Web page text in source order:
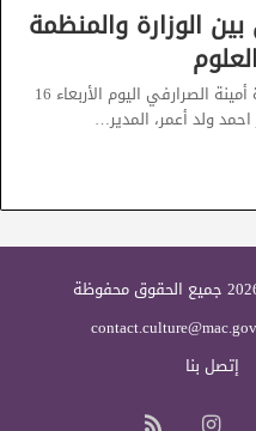
الوزارة والمنظمة
استقبلت وزيرة الشؤون الثقافية السيدة أمينة الصرارفي اليوم الأربعاء 16
إتصل بنا